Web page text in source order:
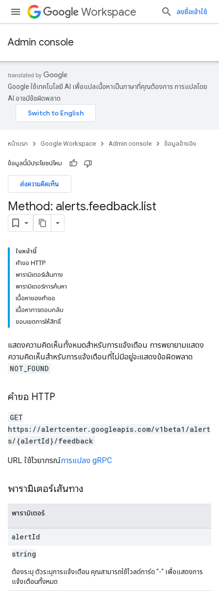
Workspace ลงชื่อเข้าใช้
Admin console
Google ใช้เทคโนโลยี AI เพื่อแปลเนื้อหาเป็นภาษาที่คุณต้องการ การแปลโดย
AI อาจมีข้อผิดพลาด
หน้าแรก Google Workspace Admin console ข้อมูลอ้างอิง
ข้อมูลนี้มีประโยชน์ไหม
ส่งความคิดเห็น
Method: alerts.feedback.list
ในหน้านี้
คำขอ HTTP
พารามิเตอร์เส้นทาง
พารามิเตอร์การค้นหา
เนื้อหาของคำขอ
เนื้อหาการตอบกลับ
ขอบเขตการให้สิทธิ์
แสดงความคิดเห็นทั้งหมดสำหรับการแจ้งเตือน การพยายามแสดง
ความคิดเห็นสำหรับการแจ้งเตือนที่ไม่มีอยู่จะแสดงข้อผิดพลาด
NOT_FOUND
คำขอ HTTP
GET
https://alertcenter.googleapis.com/v1beta1/alert
s/{alertId}/feedback
URL ใช้ไวยากรณ์การแปลง gRPC
พารามิเตอร์เส้นทาง
พารามิเตอร์
alertId
string
ต้องระบุ ตัวระบุการแจ้งเตือน คุณสามารถใช้ไวลด์การ์ด "-" เพื่อแสดงการ
แจ้งเตือนทั้งหมด